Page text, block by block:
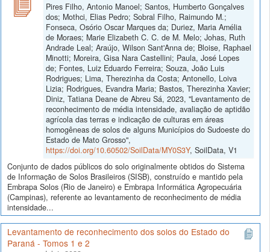
Pires Filho, Antonio Manoel; Santos, Humberto Gonçalves
dos; Mothci, Elias Pedro; Sobral Filho, Raimundo M.;
Fonseca, Osório Oscar Marques da; Duriez, Maria Amélia
de Moraes; Marie Elizabeth C. C. de M. Melo; Johas, Ruth
Andrade Leal; Araújo, Wilson Sant'Anna de; Bloise, Raphael
Minotti; Moreira, Gisa Nara Castellini; Paula, José Lopes
de; Fontes, Luiz Eduardo Ferreira; Souza, João Luis
Rodrigues; Lima, Therezinha da Costa; Antonello, Loiva
Lizia; Rodrigues, Evandra Maria; Bastos, Therezinha Xavier;
Diniz, Tatiana Deane de Abreu Sá, 2023, "Levantamento de
reconhecimento de média intensidade, avaliação de aptidão
agrícola das terras e indicação de culturas em áreas
homogêneas de solos de alguns Municípios do Sudoeste do
Estado de Mato Grosso",
https://doi.org/10.60502/SoilData/MY0S3Y, SoilData, V1
Conjunto de dados públicos do solo originalmente obtidos do Sistema
de Informação de Solos Brasileiros (SISB), construído e mantido pela
Embrapa Solos (Rio de Janeiro) e Embrapa Informática Agropecuária
(Campinas), referente ao levantamento de reconhecimento de média
intensidade...
Levantamento de reconhecimento dos solos do Estado do
Paraná - Tomos 1 e 2